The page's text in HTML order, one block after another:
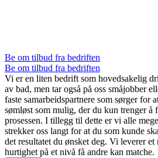
Be om tilbud fra bedriften
Be om tilbud fra bedriften
Vi er en liten bedrift som hovedsakelig
av bad, men tar også på oss småjobber
faste samarbeidspartnere som sørger for
sømløst som mulig, der du kun trenger å
prosessen. I tillegg til dette er vi alle
strekker oss langt for at du som kunde
det resultatet du ønsket deg. Vi leverer
hurtighet på et nivå få andre kan matche.